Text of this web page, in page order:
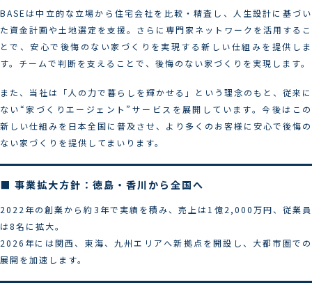
BASEは中立的な立場から住宅会社を比較・精査し、人生設計に基づい
た資金計画や土地選定を支援。さらに専門家ネットワークを活用するこ
とで、安心で後悔のない家づくりを実現する新しい仕組みを提供しま
す。チームで判断を支えることで、後悔のない家づくりを実現します。
また、当社は「人の力で暮らしを輝かせる」という理念のもと、従来に
ない“家づくりエージェント”サービスを展開しています。今後はこの
新しい仕組みを日本全国に普及させ、より多くのお客様に安心で後悔の
ない家づくりを提供してまいります。
■ 事業拡大方針：徳島・香川から全国へ
2022年の創業から約3年で実績を積み、売上は1億2,000万円、従業員
は8名に拡大。
2026年には関西、東海、九州エリアへ新拠点を開設し、大都市圏での
展開を加速します。